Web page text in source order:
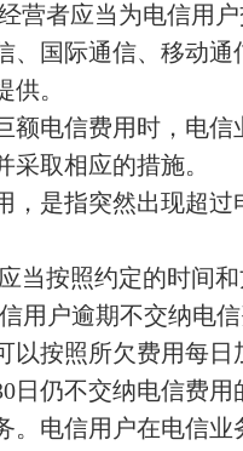
者应当为电信用户
、国际通信、移动
。
电信费用时，电信
取相应的措施。
是指突然出现超过
按照约定的时间和
用户逾期不交纳电
以按照所欠费用每
仍不交纳电信费用
。电信用户在电信